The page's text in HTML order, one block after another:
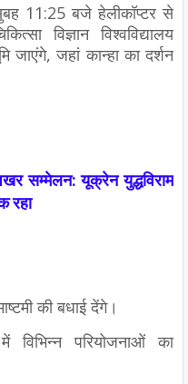
11:25 बजे हेलीकॉप्टर से
विज्ञान विश्वविद्यालय
जहां कान्हा का दर्शन
सम्मेलन: यूक्रेन युद्धविराम
रहा
की बधाई देंगे।
विभिन्न परियोजनाओं का